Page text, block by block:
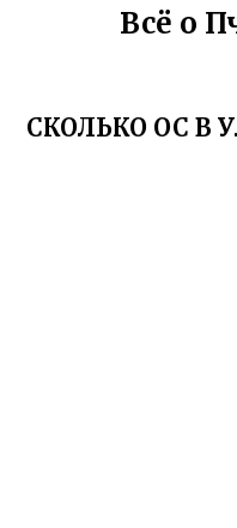
Всё о
СКОЛЬКО ОС В